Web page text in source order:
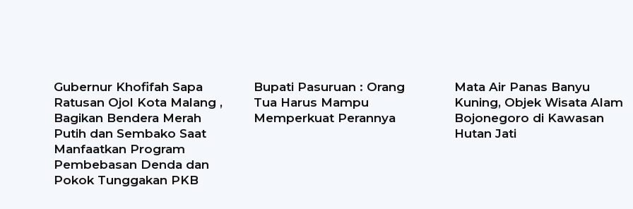
Gubernur Khofifah Sapa
Ratusan Ojol Kota Malang ,
Bagikan Bendera Merah
Putih dan Sembako Saat
Manfaatkan Program
Pembebasan Denda dan
Pokok Tunggakan PKB
Bupati Pasuruan : Orang
Tua Harus Mampu
Memperkuat Perannya
Mata Air Panas Banyu
Kuning, Objek Wisata Alam
Bojonegoro di Kawasan
Hutan Jati